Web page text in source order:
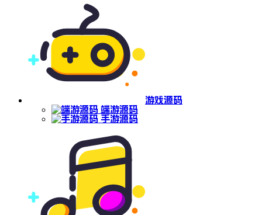
游戏源码
端游源码
手游源码